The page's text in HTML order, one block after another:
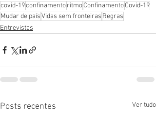
covid-19confinamentoritmoConfinamentoCovid-19
Mudar de paísVidas sem fronteiras Regras
Entrevistas
Posts recentes Ver tudo